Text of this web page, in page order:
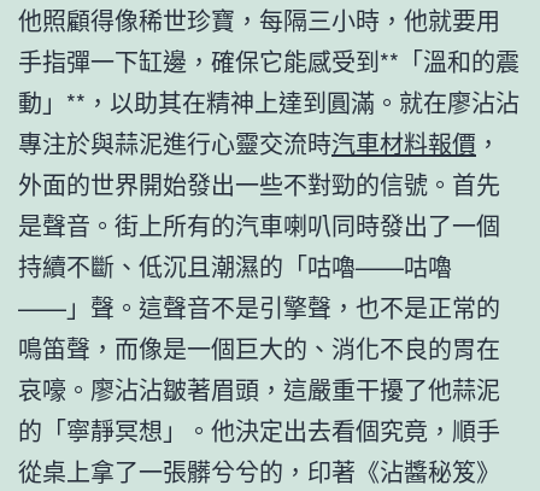
他照顧得像稀世珍寶，每隔三小時，他就要用
手指彈一下缸邊，確保它能感受到**「溫和的震
動」**，以助其在精神上達到圓滿。就在廖沾沾
專注於與蒜泥進行心靈交流時汽車材料報價 ，
外面的世界開始發出一些不對勁的信號。首先
是聲音。街上所有的汽車喇叭同時發出了一個
持續不斷、低沉且潮濕的「咕嚕——咕嚕
——」聲。這聲音不是引擎聲，也不是正常的
鳴笛聲，而像是一個巨大的、消化不良的胃在
哀嚎。廖沾沾皺著眉頭，這嚴重干擾了他蒜泥
的「寧靜冥想」。他決定出去看個究竟，順手
從桌上拿了一張髒兮兮的，印著《沾醬秘笈》